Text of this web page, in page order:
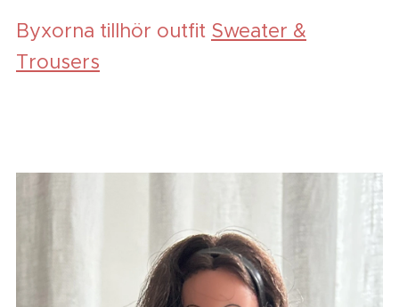
Byxorna tillhör outfit Sweater &
Trousers